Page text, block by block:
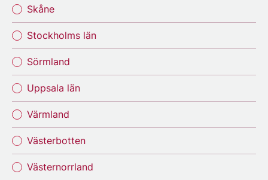
Skåne
Stockholms län
Sörmland
Uppsala län
Värmland
Västerbotten
Västernorrland